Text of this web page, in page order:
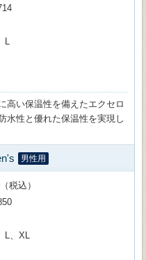
L
高い保温性を備えたエクセロ
水性と優れた保温性を実現し
男性用
税込）
L、XL